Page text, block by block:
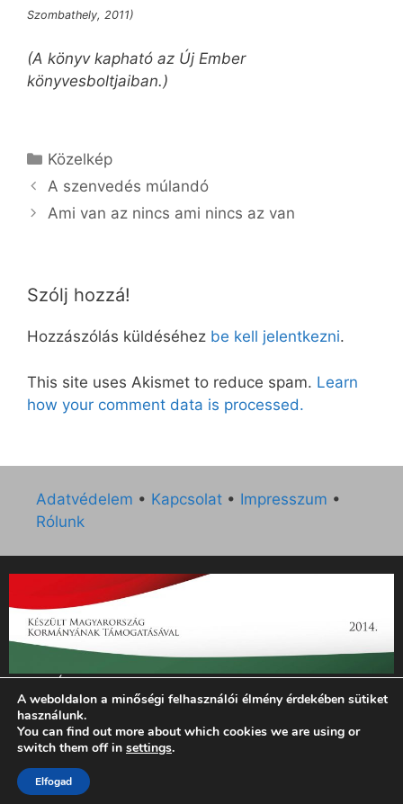
Szombathely, 2011)
(A könyv kapható az Új Ember
könyvesboltjaiban.)
Kategória
Közelkép
A szenvedés múlandó
Ami van az nincs ami nincs az van
Szólj hozzá!
Hozzászólás küldéséhez be kell jelentkezni.
This site uses Akismet to reduce spam. Learn
how your comment data is processed.
Adatvédelem • Kapcsolat • Impresszum •
Rólunk
„Az Új Ember katolikus hetilap 2014. évi működésének
támogatását az EGYH-KCP-14-P-0121 sz. támogatási
szerződés keretében 3 000 000 Ft összegben támogatta az
Emberi Erőforrások Minisztériuma.”
© 2026 Magyar Kurír - Új Ember
A weboldalon a minőségi felhasználói élmény érdekében sütiket
használunk.
You can find out more about which cookies we are using or
switch them off in settings.
Elfogad